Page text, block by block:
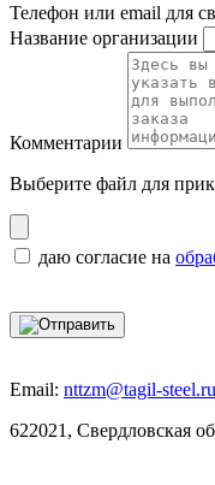
Телефон или email для
Название организации
Комментарии
Выберите файл для
даю согласие на
Email: nttzm@tagil-steel.ru
622021, Свердловская